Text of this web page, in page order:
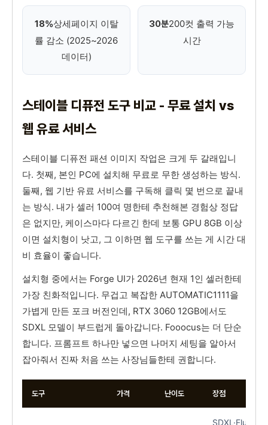
18%상세페이지 이탈
률 감소 (2025~2026
데이터)
30분200컷 출력 가능
시간
스테이블 디퓨전 도구 비교 - 무료 설치 vs
웹 유료 서비스
스테이블 디퓨전 패션 이미지 작업은 크게 두 갈래입니
다. 첫째, 본인 PC에 설치해 무료로 무한 생성하는 방식.
둘째, 웹 기반 유료 서비스를 구독해 클릭 몇 번으로 끝내
는 방식. 내가 셀러 100여 명한테 추천해본 경험상 정답
은 없지만, 케이스마다 다르긴 한데 보통 GPU 8GB 이상
이면 설치형이 낫고, 그 이하면 웹 도구를 쓰는 게 시간 대
비 효율이 좋습니다.
설치형 중에서는 Forge UI가 2026년 현재 1인 셀러한테
가장 친화적입니다. 무겁고 복잡한 AUTOMATIC1111을
가볍게 만든 포크 버전인데, RTX 3060 12GB에서도
SDXL 모델이 부드럽게 돌아갑니다. Fooocus는 더 단순
합니다. 프롬프트 하나만 넣으면 나머지 세팅을 알아서
잡아줘서 진짜 처음 쓰는 사장님들한테 권합니다.
도구 가격 난이도 장점
SDXL·Flux